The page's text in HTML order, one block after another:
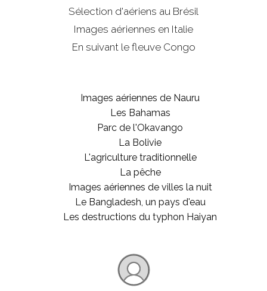
Sélection d'aériens au Brésil
Images aériennes en Italie
En suivant le fleuve Congo
Images aériennes de Nauru
Les Bahamas
Parc de l'Okavango
La Bolivie
L'agriculture traditionnelle
La pêche
Images aériennes de villes la nuit
Le Bangladesh, un pays d'eau
Les destructions du typhon Haiyan